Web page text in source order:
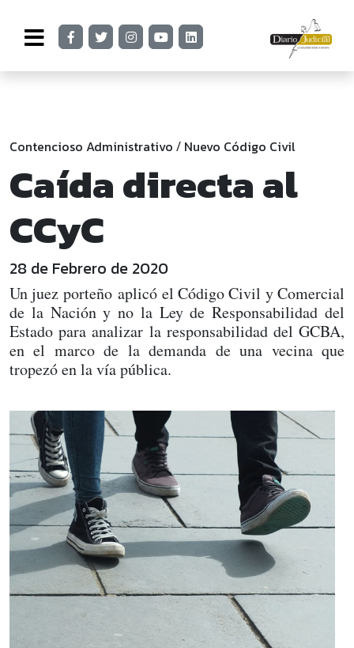
Contencioso Administrativo / Nuevo Código Civil
Caída directa al
CCyC
28 de Febrero de 2020
Un juez porteño aplicó el Código Civil y Comercial
de la Nación y no la Ley de Responsabilidad del
Estado para analizar la responsabilidad del GCBA,
en el marco de la demanda de una vecina que
tropezó en la vía pública.